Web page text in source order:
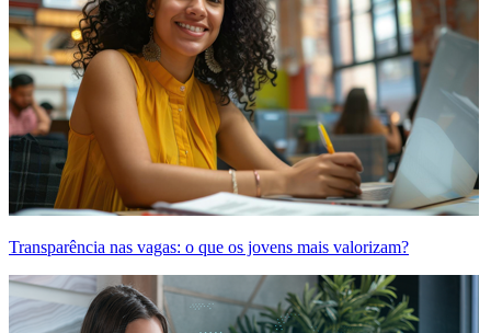
Transparência nas vagas: o que os jovens mais valorizam?